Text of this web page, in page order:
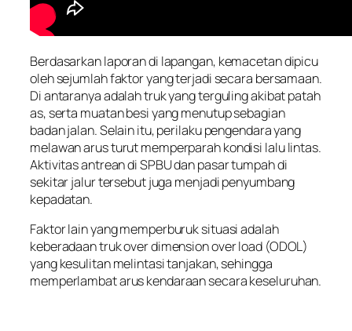
Berdasarkan laporan di lapangan, kemacetan dipicu
oleh sejumlah faktor yang terjadi secara bersamaan.
Di antaranya adalah truk yang terguling akibat patah
as, serta muatan besi yang menutup sebagian
badan jalan. Selain itu, perilaku pengendara yang
melawan arus turut memperparah kondisi lalu lintas.
Aktivitas antrean di SPBU dan pasar tumpah di
sekitar jalur tersebut juga menjadi penyumbang
kepadatan.
Faktor lain yang memperburuk situasi adalah
keberadaan truk over dimension over load (ODOL)
yang kesulitan melintasi tanjakan, sehingga
memperlambat arus kendaraan secara keseluruhan.